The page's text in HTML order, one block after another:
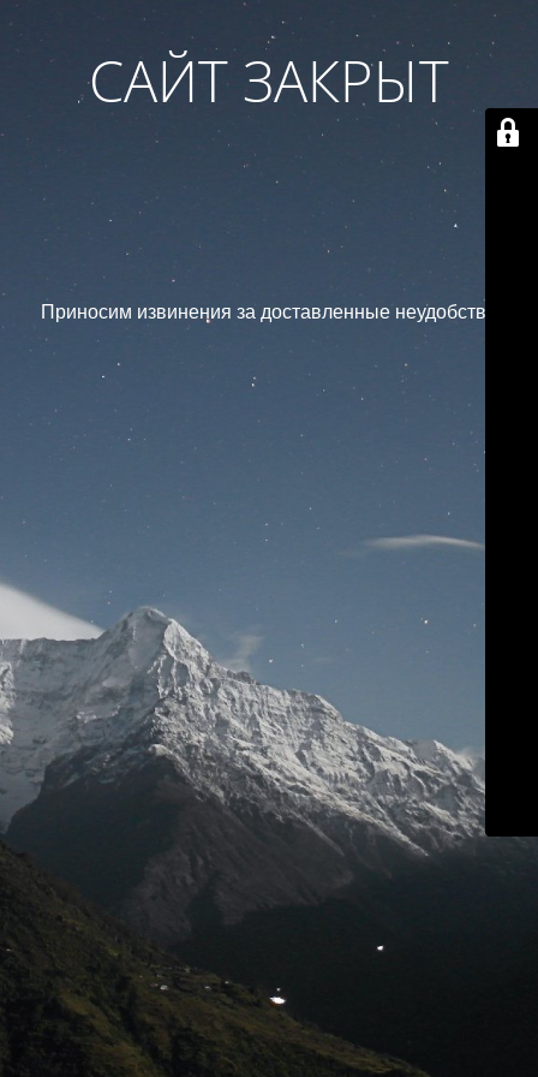
САЙТ ЗАКРЫТ
Приносим извинения за доставленные неудобства